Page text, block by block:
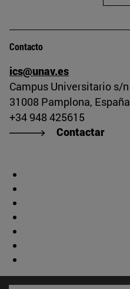
Contacto
ics@unav.es
Campus Universitario s/n
31008 Pamplona, España
+34 948 425615
Contactar